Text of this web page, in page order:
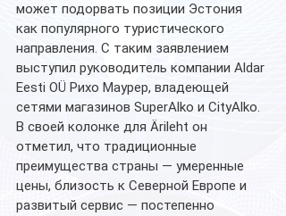
может подорвать позиции Эстония
как популярного туристического
направления. С таким заявлением
выступил руководитель компании Aldar
Eesti OÜ Рихо Маурер, владеющей
сетями магазинов SuperAlko и CityAlko.
В своей колонке для Ärileht он
отметил, что традиционные
преимущества страны — умеренные
цены, близость к Северной Европе и
развитый сервис — постепенно